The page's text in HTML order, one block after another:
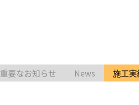
重要なお知らせ News 施工実